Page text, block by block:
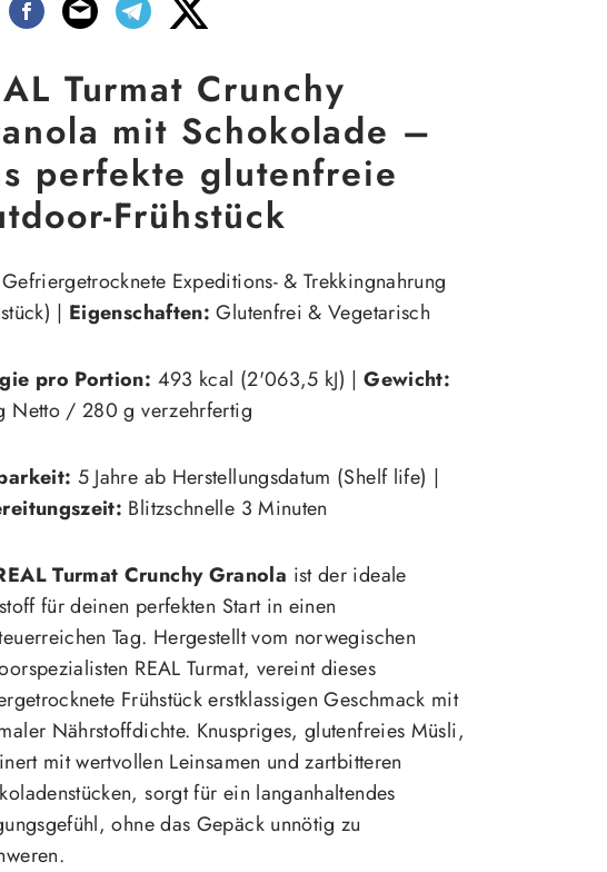
Turmat Crunchy
mit Schokolade –
perfekte glutenfreie
Frühstück
Gefriergetrocknete Expeditions- & Trekkingnahrung
| Eigenschaften: Glutenfrei & Vegetarisch
pro Portion: 493 kcal (2'063,5 kJ) |Gewicht:
Netto / 280 g verzehrfertig
5 Jahre ab Herstellungsdatum (Shelf life) |
Blitzschnelle 3 Minuten
Turmat Crunchy Granola ist der ideale
für deinen perfekten Start in einen
Tag. Hergestellt vom norwegischen
REAL Turmat, vereint dieses
Frühstück erstklassigen Geschmack mit
Nährstoffdichte. Knuspriges, glutenfreies Müsli,
mit wertvollen Leinsamen und zartbitteren
sorgt für ein langanhaltendes
ohne das Gepäck unnötig zu